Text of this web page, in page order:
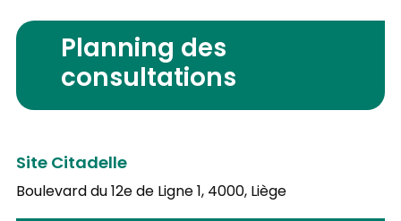
Planning des
consultations
Site Citadelle
Boulevard du 12e de Ligne 1,4000, Liège